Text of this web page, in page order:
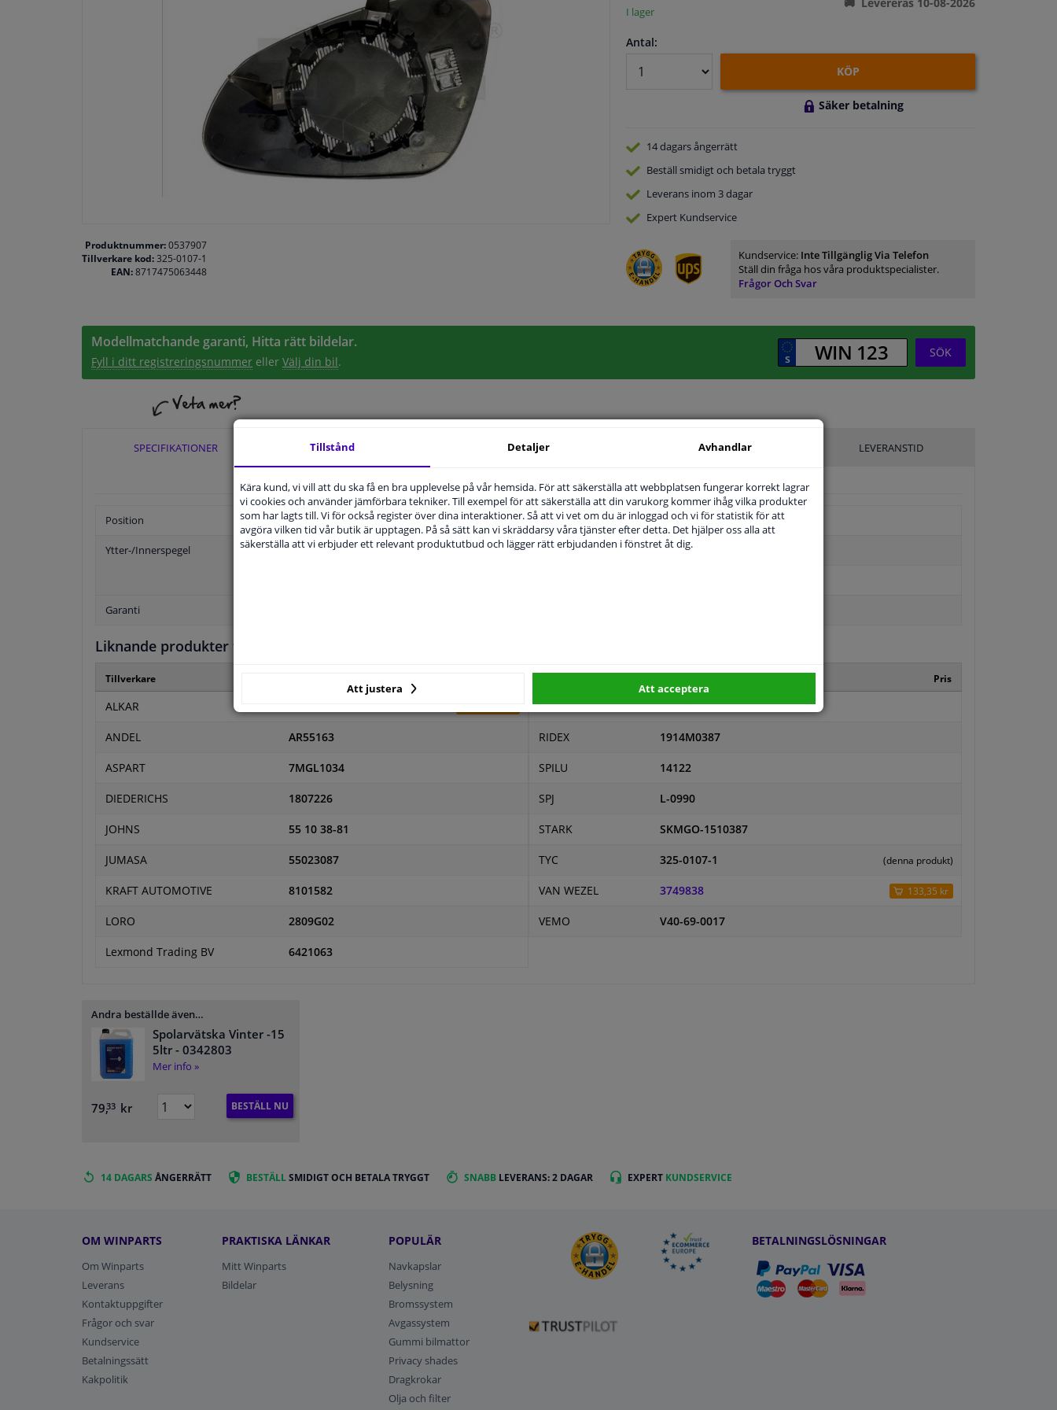
Produktnummer:0537907
Tillverkare kod:325-0107-1
EAN:8717475063448
I lager
Antal:
KÖP
Säker betalning
14 dagarsångerrätt
Beställ smidigt och betala tryggt
Leverans inom 3 dagar
Expert Kundservice
Kundservice: Inte Tillgänglig Via Telefon
Ställ din fråga hos våra produktspecialister.
Frågor Och Svar
Modellmatchande garanti, Hitta rätt bildelar.
Fyll i ditt registreringsnummer eller Välj din bil.
SÖK
SPECIFIKATIONER TILLÄMPLIGHET ORIGINALNUMMER TILLVERKARE LEVERANSTID
Position Höger passagerarsida
Ytter-/Innerspegel Bulb-formad
Garanti
Liknande produkter från andra tillverkare
Tillverkare
ALKAR
ANDEL AR55163
ASPART 7MGL1034
DIEDERICHS 1807226
JOHNS 55 10 38-81
JUMASA 55023087
KRAFT AUTOMOTIVE 8101582
LORO 2809G02
Lexmond Trading BV 6421063
Pris
PRASCO OP4167503
RIDEX 1914M0387
SPILU 14122
SPJ L-0990
STARK SKMGO-1510387
TYC 325-0107-1 (denna produkt)
VAN WEZEL 3749838 133,35 kr
VEMO V40-69-0017
Andra beställde även…
Spolarvätska Vinter -15
5ltr - 0342803
Mer info »
79,33 kr BESTÄLL NU
14 DAGARS ÅNGERRÄTT BESTÄLLSMIDIGT OCH BETALA TRYGGT SNABB LEVERANS: 2 DAGAR EXPERT KUNDSERVICE
OM WINPARTS
Om Winparts
Leverans
Kontaktuppgifter
Frågor och svar
Kundservice
Betalningssätt
Kakpolitik
PRAKTISKA LÄNKAR
Mitt Winparts
Bildelar
POPULÄR
Navkapslar
Belysning
Bromssystem
Avgassystem
Gummi bilmattor
Privacy shades
Dragkrokar
Olja och filter
BETALNINGSLÖSNINGAR
Tillstånd Detaljer Avhandlar
Kära kund, vi vill att du ska få en bra upplevelse på vår hemsida. För att säkerställa att webbplatsen fungerar korrekt lagrar
vi cookies och använder jämförbara tekniker. Till exempel för att säkerställa att din varukorg kommer ihåg vilka produkter
som har lagts till. Vi för också register över dina interaktioner. Så att vi vet om du är inloggad och vi för statistik för att
avgöra vilken tid vår butik är upptagen. På så sätt kan vi skräddarsy våra tjänster efter detta. Det hjälper oss alla att
säkerställa att vi erbjuder ett relevant produktutbud och lägger rätt erbjudanden i fönstret åt dig.
Att justera Att acceptera